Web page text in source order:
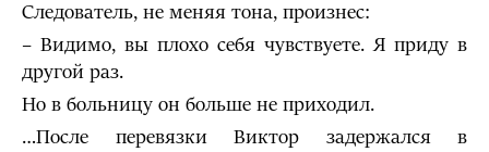
Следователь, не меняя тона, произнес:
– Видимо, вы плохо себя чувствуете. Я приду в
другой раз.
Но в больницу он больше не приходил.
…После перевязки Виктор задержался в